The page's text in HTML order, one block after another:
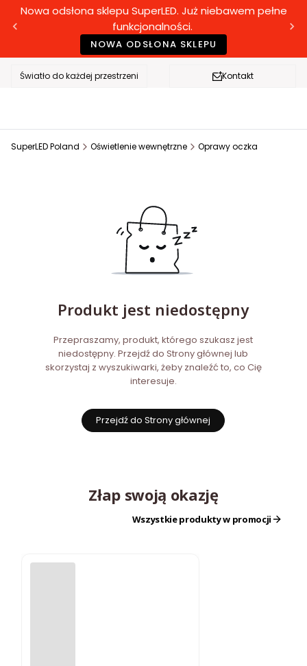
Nowa odsłona sklepu SuperLED. Już niebawem pełne
funkcjonalności.
NOWA ODSŁONA SKLEPU
Światło do każdej przestrzeni Kontakt
SuperLED Poland Oświetlenie wewnętrzne Oprawy oczka
Produkt jest niedostępny
Przepraszamy, produkt, którego szukasz jest
niedostępny. Przejdź do Strony głównej lub
skorzystaj z wyszukiwarki, żeby znaleźć to, co Cię
interesuje.
Przejdź do Strony głównej
Złap swoją okazję
Wszystkie produkty w promocji